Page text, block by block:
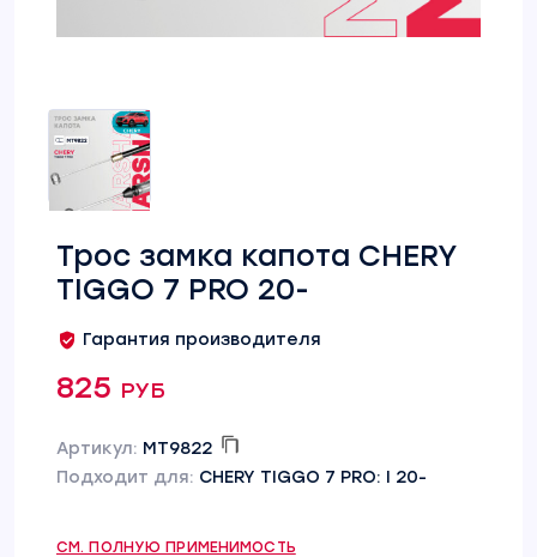
Трос замка капота CHERY
TIGGO 7 PRO 20-
Гарантия производителя
825 руб
Артикул: MT9822
Подходит для: CHERY TIGGO 7 PRO: I 20-
СМ. ПОЛНУЮ ПРИМЕНИМОСТЬ